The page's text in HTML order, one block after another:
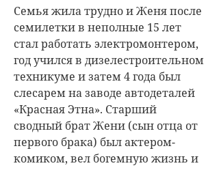
Семья жила трудно и Женя после
семилетки в неполные 15 лет
стал работать электромонтером,
год учился в дизелестроительном
техникуме и затем 4 года был
слесарем на заводе автодеталей
«Красная Этна». Старший
сводный брат Жени (сын отца от
первого брака) был актером-
комиком, вел богемную жизнь и